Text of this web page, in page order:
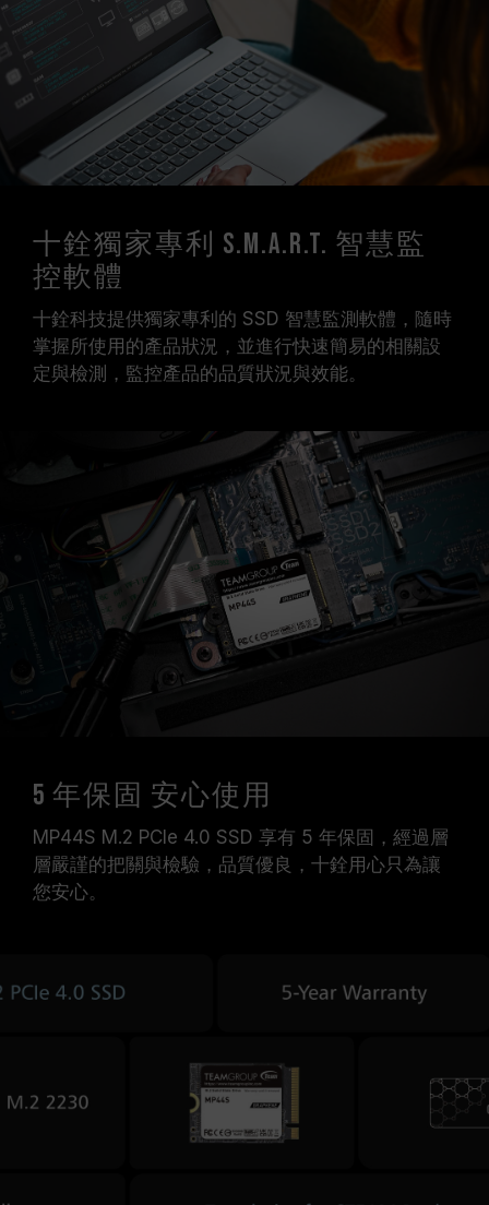
十銓獨家專利 S.M.A.R.T. 智慧監
控軟體
十銓科技提供獨家專利的 SSD 智慧監測軟體，隨時
掌握所使用的產品狀況，並進行快速簡易的相關設
定與檢測，監控產品的品質狀況與效能。
5 年保固 安心使用
MP44S M.2 PCIe 4.0 SSD 享有 5 年保固，經過層
層嚴謹的把關與檢驗，品質優良，十銓用心只為讓
您安心。